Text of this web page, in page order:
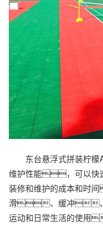
东台悬浮式拼装柠檬
维护性能，可以快
装修和维护的成本和时
滑、缓冲、
运动和日常生活的使用